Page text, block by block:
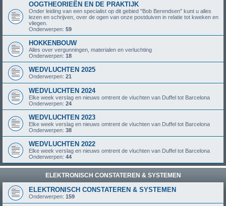
OOGTHEORIEËN EN DE PRAKTIJK
Onder leiding van een specialist op dit gebied "Bob Berendsen" kunt u alles
lezen en schrijven, over de ogen van onze postduiven in relatie tot kweken en
vliegen.
Onderwerpen: 59
HOKKENBOUW
Alles over vergunningen, materialen en verluchting
Onderwerpen: 18
WEDVLUCHTEN 2025
Onderwerpen: 21
WEDVLUCHTEN 2024
Elke week verslag en nieuws omtrent de vluchten van Duffel tot Barcelona
Onderwerpen: 24
WEDVLUCHTEN 2023
Elke week verslag en nieuws omtrent de vluchten van Duffel tot Barcelona
Onderwerpen: 38
WEDVLUCHTEN 2022
Elke week verslag en nieuws omtrent de vluchten van Duffel tot Barcelona
Onderwerpen: 44
ELEKTRONISCH CONSTATEREN & SYSTEMEN
ELEKTRONISCH CONSTATEREN & SYSTEMEN
Onderwerpen: 159